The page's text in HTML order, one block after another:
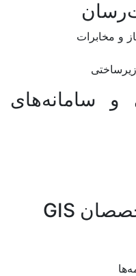
و مخابرات
و سامانه‌های